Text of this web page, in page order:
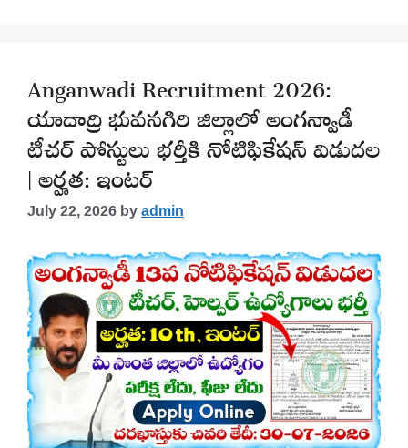
Anganwadi Recruitment 2026:
యాదాద్రి భువనగిరి జిల్లాలో అంగన్వాడీ
టీచర్ పోస్టులు భర్తీకి నోటిఫికేషన్ విడుదల
| అర్హత: ఇంటర్
July 22, 2026byadmin